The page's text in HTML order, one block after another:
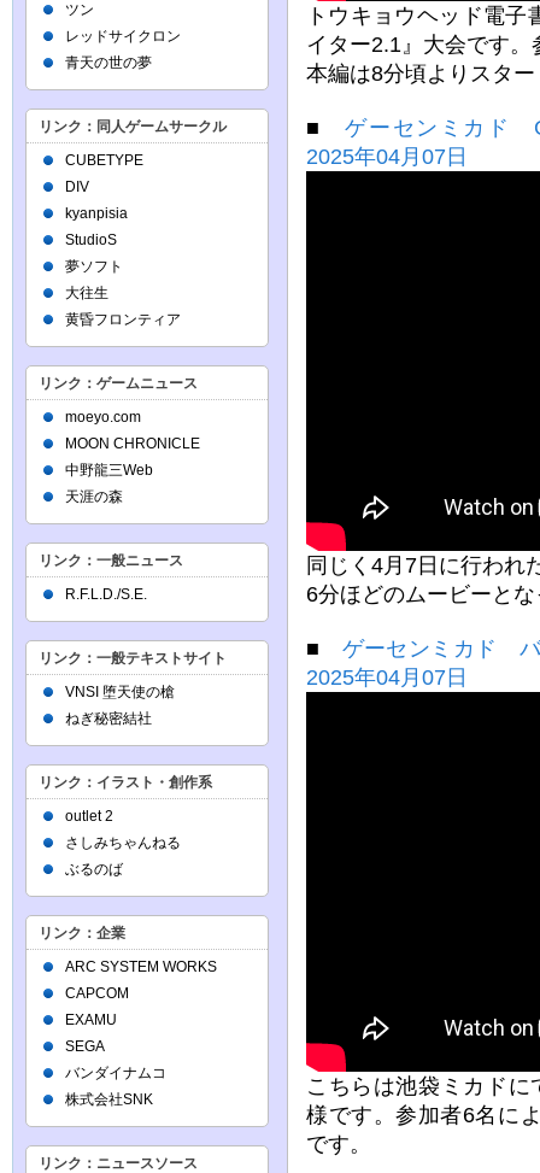
トウキョウヘッド電
イター2.1』大会です
本編は8分頃よりスタ
■ゲーセンミカド
2025年04月07日
同じく4月7日に行われ
6分ほどのムービーと
■ ゲーセンミカド
2025年04月07日
こちらは池袋ミカド
様です。参加者6名に
です。
ツン
レッドサイクロン
青天の世の夢
リンク：同人ゲームサークル
CUBETYPE
DIV
kyanpisia
StudioS
夢ソフト
大往生
黄昏フロンティア
リンク：ゲームニュース
moeyo.com
MOON CHRONICLE
中野龍三Web
天涯の森
リンク：一般ニュース
R.F.L.D./S.E.
リンク：一般テキストサイト
VNSI 堕天使の槍
ねぎ秘密結社
リンク：イラスト・創作系
outlet 2
さしみちゃんねる
ぶるのば
リンク：企業
ARC SYSTEM WORKS
CAPCOM
EXAMU
SEGA
バンダイナムコ
株式会社SNK
リンク：ニュースソース